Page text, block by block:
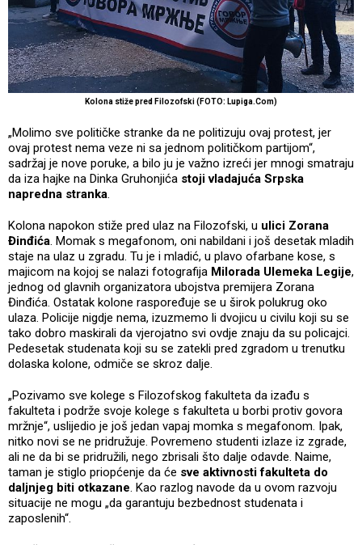
Kolona stiže pred Filozofski (FOTO: Lupiga.Com)
„Molimo sve političke stranke da ne politizuju ovaj protest, jer
ovaj protest nema veze ni sa jednom političkom partijom“,
sadržaj je nove poruke, a bilo ju je važno izreći jer mnogi smatraju
da iza hajke na Dinka Gruhonjića stoji vladajuća Srpska
napredna stranka.
Kolona napokon stiže pred ulaz na Filozofski, u ulici Zorana
Đinđića. Momak s megafonom, oni nabildani i još desetak mladih
staje na ulaz u zgradu. Tu je i mladić, u plavo ofarbane kose, s
majicom na kojoj se nalazi fotografija Milorada Ulemeka Legije,
jednog od glavnih organizatora ubojstva premijera Zorana
Đinđića. Ostatak kolone raspoređuje se u širok polukrug oko
ulaza. Policije nigdje nema, izuzmemo li dvojicu u civilu koji su se
tako dobro maskirali da vjerojatno svi ovdje znaju da su policajci.
Pedesetak studenata koji su se zatekli pred zgradom u trenutku
dolaska kolone, odmiče se skroz dalje.
„Pozivamo sve kolege s Filozofskog fakulteta da izađu s
fakulteta i podrže svoje kolege s fakulteta u borbi protiv govora
mržnje“, uslijedio je još jedan vapaj momka s megafonom. Ipak,
nitko novi se ne pridružuje. Povremeno studenti izlaze iz zgrade,
ali ne da bi se pridružili, nego zbrisali što dalje odavde. Naime,
taman je stiglo priopćenje da će sve aktivnosti fakulteta do
daljnjeg biti otkazane. Kao razlog navode da u ovom razvoju
situacije ne mogu „da garantuju bezbednost studenata i
zaposlenih“.